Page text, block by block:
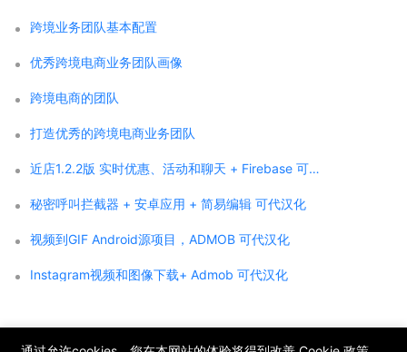
跨境业务团队基本配置
优秀跨境电商业务团队画像
跨境电商的团队
打造优秀的跨境电商业务团队
近店1.2.2版 实时优惠、活动和聊天 + Firebase 可代汉化
秘密呼叫拦截器 + 安卓应用 + 简易编辑 可代汉化
视频到GIF Android源项目，ADMOB 可代汉化
Instagram视频和图像下载+ Admob 可代汉化